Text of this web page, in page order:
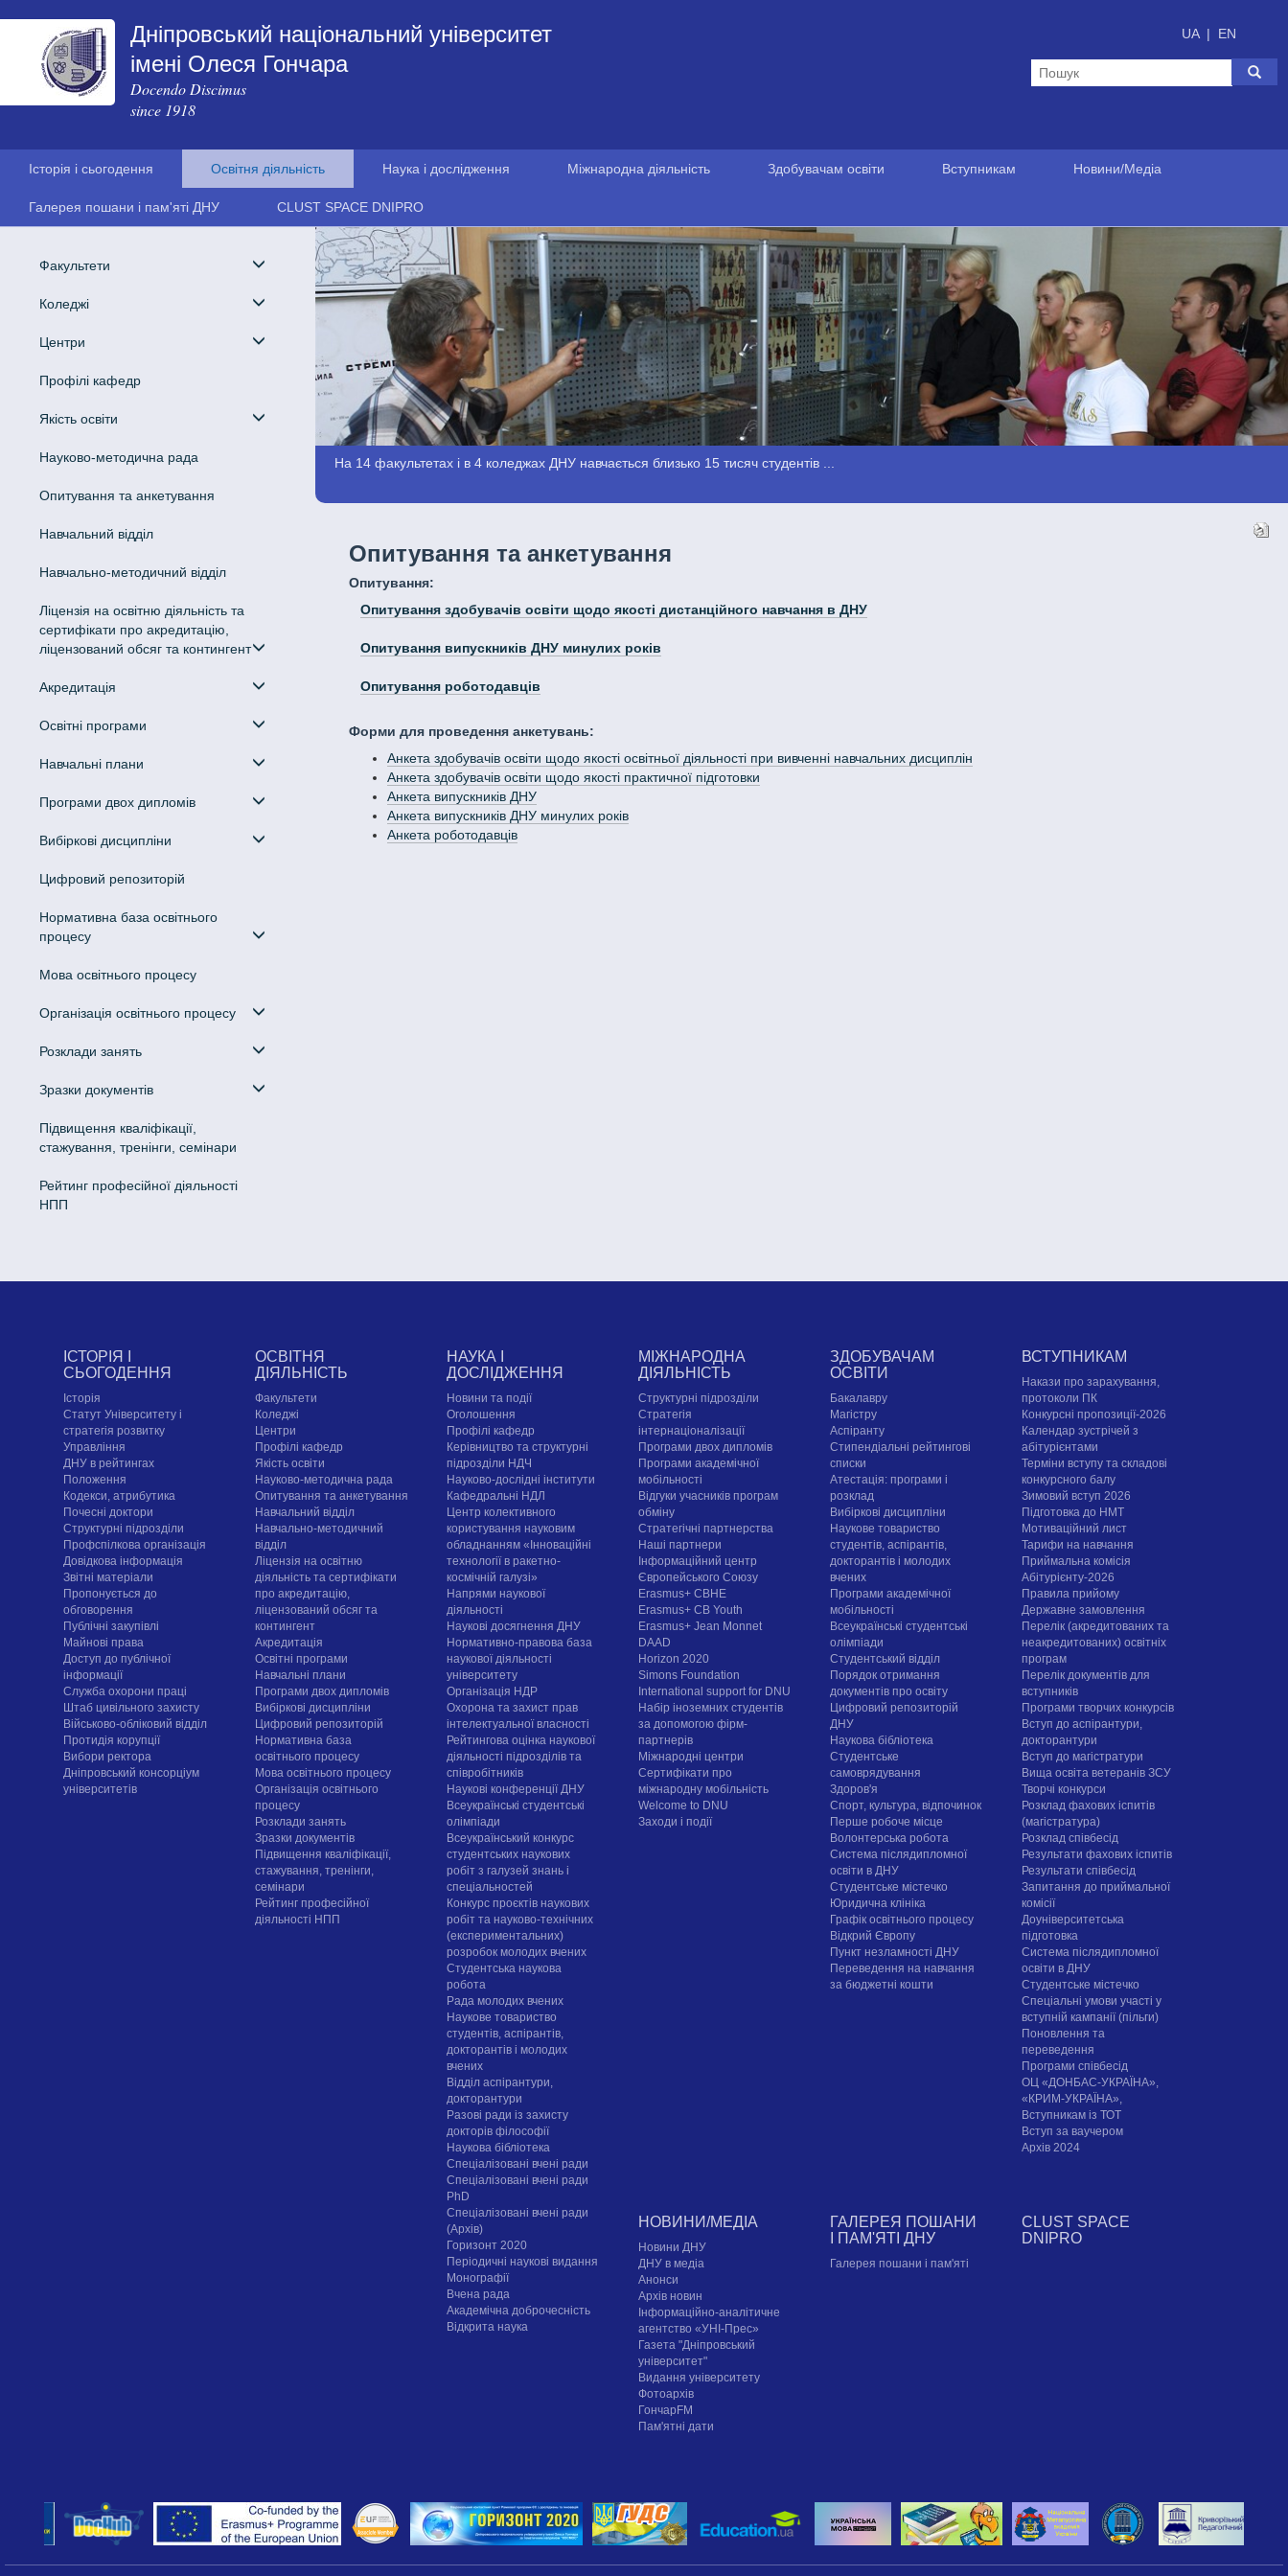
Дніпровський національний університет
імені Олеся Гончара
Docendo Discimus
since 1918
UA | EN
Історія і сьогодення Освітня діяльність Наука і дослідження Міжнародна діяльність Здобувачам освіти Вступникам Новини/Медіа
Галерея пошани і пам'яті ДНУ CLUST SPACE DNIPRO
Факультети
Коледжі
Центри
Профілі кафедр
Якість освіти
Науково-методична рада
Опитування та анкетування
Навчальний відділ
Навчально-методичний відділ
Ліцензія на освітню діяльність та
сертифікати про акредитацію,
ліцензований обсяг та контингент
Акредитація
Освітні програми
Навчальні плани
Програми двох дипломів
Вибіркові дисципліни
Цифровий репозиторій
Нормативна база освітнього
процесу
Мова освітнього процесу
Організація освітнього процесу
Розклади занять
Зразки документів
Підвищення кваліфікації,
стажування, тренінги, семінари
Рейтинг професійної діяльності
НПП
На 14 факультетах і в 4 коледжах ДНУ навчається близько 15 тисяч студентів ...
Опитування та анкетування
Опитування:
Опитування здобувачів освіти щодо якості дистанційного навчання в ДНУ
Опитування випускників ДНУ минулих років
Опитування роботодавців
Форми для проведення анкетувань:
Анкета здобувачів освіти щодо якості освітньої діяльності при вивченні навчальних дисциплін
Анкета здобувачів освіти щодо якості практичної підготовки
Анкета випускників ДНУ
Анкета випускників ДНУ минулих років
Анкета роботодавців
ІСТОРІЯ І
СЬОГОДЕННЯ
Історія
Статут Університету і
стратегія розвитку
Управління
ДНУ в рейтингах
Положення
Кодекси, атрибутика
Почесні доктори
Структурні підрозділи
Профспілкова організація
Довідкова інформація
Звітні матеріали
Пропонується до
обговорення
Публічні закупівлі
Майнові права
Доступ до публічної
інформації
Служба охорони праці
Штаб цивільного захисту
Військово-обліковий відділ
Протидія корупції
Вибори ректора
Дніпровський консорціум
університетів
ОСВІТНЯ
ДІЯЛЬНІСТЬ
Факультети
Коледжі
Центри
Профілі кафедр
Якість освіти
Науково-методична рада
Опитування та анкетування
Навчальний відділ
Навчально-методичний
відділ
Ліцензія на освітню
діяльність та сертифікати
про акредитацію,
ліцензований обсяг та
контингент
Акредитація
Освітні програми
Навчальні плани
Програми двох дипломів
Вибіркові дисципліни
Цифровий репозиторій
Нормативна база
освітнього процесу
Мова освітнього процесу
Організація освітнього
процесу
Розклади занять
Зразки документів
Підвищення кваліфікації,
стажування, тренінги,
семінари
Рейтинг професійної
діяльності НПП
НАУКА І
ДОСЛІДЖЕННЯ
Новини та події
Оголошення
Профілі кафедр
Керівництво та структурні
підрозділи НДЧ
Науково-дослідні інститути
Кафедральні НДЛ
Центр колективного
користування науковим
обладнанням «Інноваційні
технології в ракетно-
космічній галузі»
Напрями наукової
діяльності
Наукові досягнення ДНУ
Нормативно-правова база
наукової діяльності
університету
Організація НДР
Охорона та захист прав
інтелектуальної власності
Рейтингова оцінка наукової
діяльності підрозділів та
співробітників
Наукові конференції ДНУ
Всеукраїнські студентські
олімпіади
Всеукраїнський конкурс
студентських наукових
робіт з галузей знань і
спеціальностей
Конкурс проєктів наукових
робіт та науково-технічних
(експериментальних)
розробок молодих вчених
Студентська наукова
робота
Рада молодих вчених
Наукове товариство
студентів, аспірантів,
докторантів і молодих
вчених
Відділ аспірантури,
докторантури
Разові ради із захисту
докторів філософії
Наукова бібліотека
Спеціалізовані вчені ради
Спеціалізовані вчені ради
PhD
Спеціалізовані вчені ради
(Архів)
Горизонт 2020
Періодичні наукові видання
Монографії
Вчена рада
Академічна доброчесність
Відкрита наука
МІЖНАРОДНА
ДІЯЛЬНІСТЬ
Структурні підрозділи
Стратегія
інтернаціоналізації
Програми двох дипломів
Програми академічної
мобільності
Відгуки учасників програм
обміну
Стратегічні партнерства
Наші партнери
Інформаційний центр
Європейського Союзу
Erasmus+ CBHE
Erasmus+ CB Youth
Erasmus+ Jean Monnet
DAAD
Horizon 2020
Simons Foundation
International support for DNU
Набір іноземних студентів
за допомогою фірм-
партнерів
Міжнародні центри
Сертифікати про
міжнародну мобільність
Welcome to DNU
Заходи і події
ЗДОБУВАЧАМ
ОСВІТИ
Бакалавру
Магістру
Аспіранту
Стипендіальні рейтингові
списки
Атестація: програми і
розклад
Вибіркові дисципліни
Наукове товариство
студентів, аспірантів,
докторантів і молодих
вчених
Програми академічної
мобільності
Всеукраїнські студентські
олімпіади
Студентський відділ
Порядок отримання
документів про освіту
Цифровий репозиторій
ДНУ
Наукова бібліотека
Студентське
самоврядування
Здоров'я
Спорт, культура, відпочинок
Перше робоче місце
Волонтерська робота
Система післядипломної
освіти в ДНУ
Cтудентське містечко
Юридична клініка
Графік освітнього процесу
Відкрий Європу
Пункт незламності ДНУ
Переведення на навчання
за бюджетні кошти
ВСТУПНИКАМ
Накази про зарахування,
протоколи ПК
Конкурсні пропозиції-2026
Календар зустрічей з
абітурієнтами
Терміни вступу та складові
конкурсного балу
Зимовий вступ 2026
Підготовка до НМТ
Мотиваційний лист
Тарифи на навчання
Приймальна комісія
Абітурієнту-2026
Правила прийому
Державне замовлення
Перелік (акредитованих та
неакредитованих) освітніх
програм
Перелік документів для
вступників
Програми творчих конкурсiв
Вступ до аспірантури,
докторантури
Вступ до магістратури
Вища освіта ветеранів ЗСУ
Творчі конкурси
Розклад фахових іспитів
(магістратура)
Розклад співбесід
Результати фахових іспитів
Результати співбесід
Запитання до приймальної
комісії
Доуніверситетська
підготовка
Система післядипломної
освіти в ДНУ
Cтудентське містечко
Спеціальні умови участі у
вступній кампанії (пільги)
Поновлення та
переведення
Програми співбесід
ОЦ «ДОНБАС-УКРАЇНА»,
«КРИМ-УКРАЇНА»,
Вступникам із ТОТ
Вступ за ваучером
Архів 2024
НОВИНИ/МЕДІА
Новини ДНУ
ДНУ в медіа
Анонси
Архів новин
Інформаційно-аналітичне
агентство «УНІ-Прес»
Газета "Дніпровський
університет"
Видання університету
Фотоархів
ГончарFM
Пам'ятні дати
ГАЛЕРЕЯ ПОШАНИ
І ПАМ'ЯТІ ДНУ
Галерея пошани і пам'яті
CLUST SPACE
DNIPRO